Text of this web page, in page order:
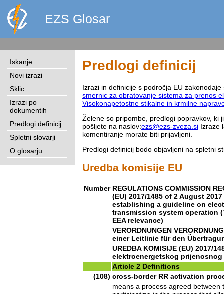
EZS Glosar
Iskanje
Novi izrazi
Sklic
Izrazi po
dokumentih
Predlogi definicij
Spletni slovarji
O glosarju
Predlogi definicij
Izrazi in definicije s področja EU
smernic za obratovanje sistema za prenos
Visokonapetostne stikalne in krmilne
Želene so pripombe, predlogi popravkov, ki
pošljete na naslov:ezs@ezs-zveza.si Izraze
komentiranje morate biti prijavljeni.
Predlogi definicij bodo objavljeni na spletni
Uredba komisije EU
Number REGULATIONS COMMISSION
(EU) 2017/1485 of 2 August 2017
establishing a guideline on
transmission system operation
EEA relevance)
VERORDNUNGEN
einer Leitlinie für den
UREDBA KOMISIJE (EU) 2017/
elektroenergetskog prijenosnog
Article 2 Definitions
(108) cross-border RR activation
means a process agreed between